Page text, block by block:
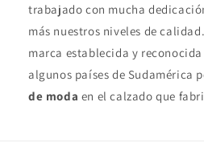
trabajado con mucha
más nuestros niveles de
marca establecida y
algunos países de Sudamérica
de moda en el calzado que